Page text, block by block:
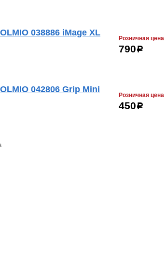
038886 iMage XL
Розничная цена
790р
042806 Grip Mini
Розничная цена
450р